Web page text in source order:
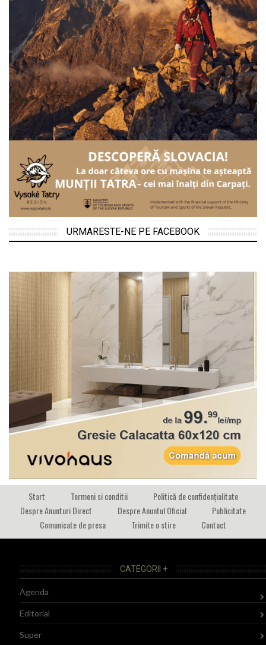
URMARESTE-NE PE FACEBOOK
Start Termeni si conditii
Politică de confidențialitate
Despre Anunturi Direct
Despre Anuntul Oficial
Publicitate
Comunicate de presa
Trimite o stire Contact
CATEGORII +
Agenda
Editorial
Super